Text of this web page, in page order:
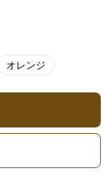
オレンジ